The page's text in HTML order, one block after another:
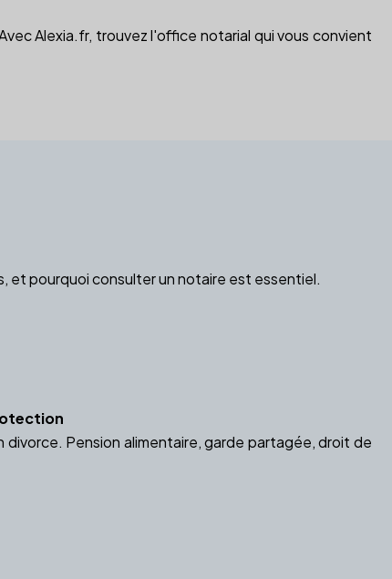
Alexia.fr, trouvez l'office notarial qui vous convient
et pourquoi consulter un notaire est essentiel.
Pension alimentaire, garde partagée, droit de